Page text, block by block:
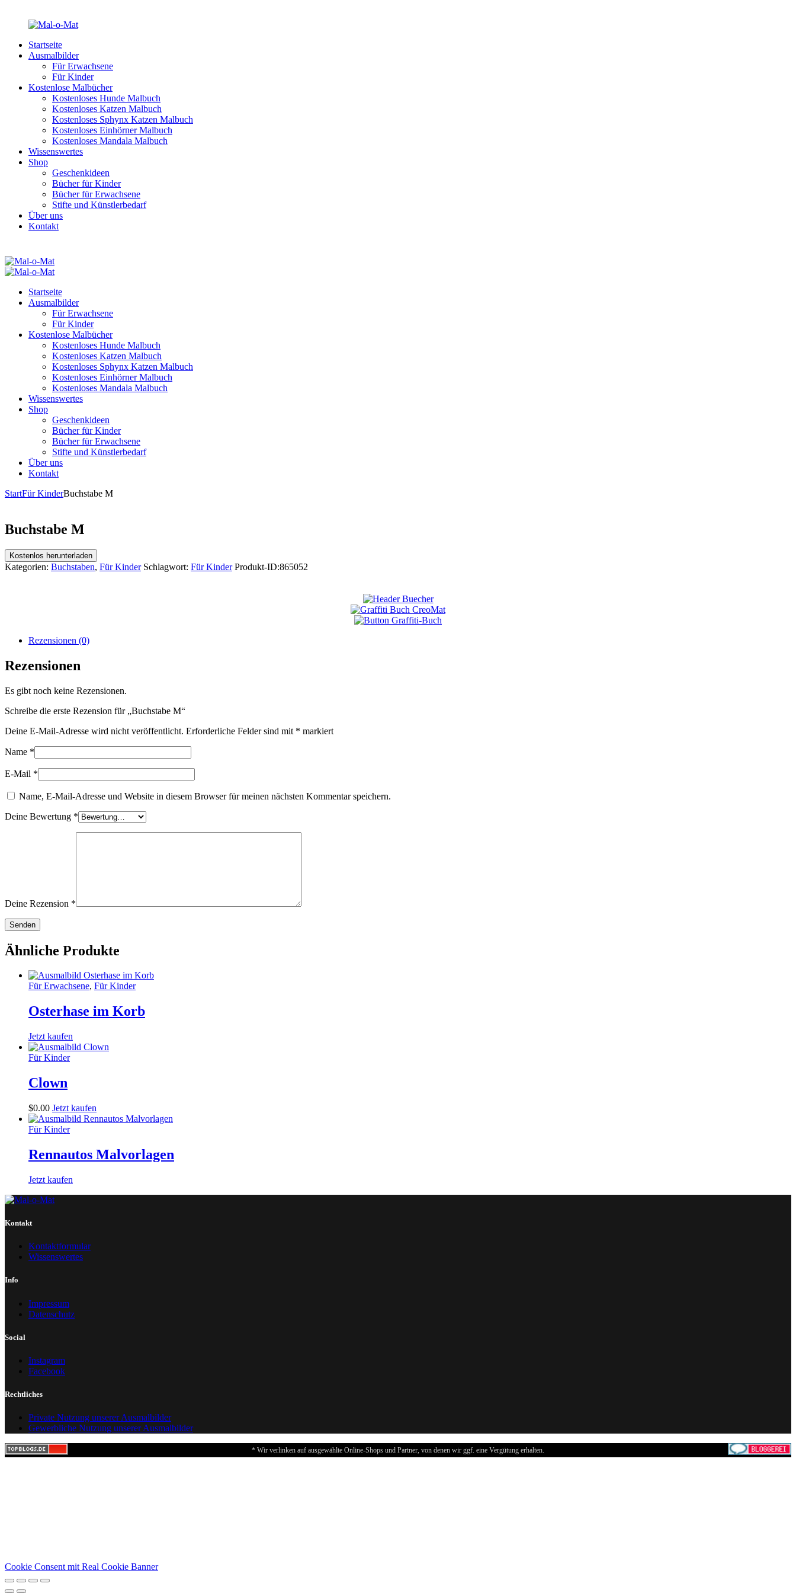
Startseite
Ausmalbilder
Für Erwachsene
Für Kinder
Kostenlose Malbücher
Kostenloses Hunde Malbuch
Kostenloses Katzen Malbuch
Kostenloses Sphynx Katzen Malbuch
Kostenloses Einhörner Malbuch
Kostenloses Mandala Malbuch
Wissenswertes
Shop
Geschenkideen
Bücher für Kinder
Bücher für Erwachsene
Stifte und Künstlerbedarf
Über uns
Kontakt
Startseite
Ausmalbilder
Für Erwachsene
Für Kinder
Kostenlose Malbücher
Kostenloses Hunde Malbuch
Kostenloses Katzen Malbuch
Kostenloses Sphynx Katzen Malbuch
Kostenloses Einhörner Malbuch
Kostenloses Mandala Malbuch
Wissenswertes
Shop
Geschenkideen
Bücher für Kinder
Bücher für Erwachsene
Stifte und Künstlerbedarf
Über uns
Kontakt
StartFür KinderBuchstabe M
Buchstabe M
Kostenlos herunterladen
Kategorien: Buchstaben, Für Kinder Schlagwort: Für Kinder Produkt-ID:865052
Rezensionen (0)
Rezensionen
Es gibt noch keine Rezensionen.
Schreibe die erste Rezension für „Buchstabe M“
Deine E-Mail-Adresse wird nicht veröffentlicht. Erforderliche Felder sind mit * markiert
Name *
E-Mail *
Name, E-Mail-Adresse und Website in diesem Browser für meinen nächsten Kommentar speichern.
Deine Bewertung *
Deine Rezension *
Ähnliche Produkte
Für Erwachsene, Für Kinder
Osterhase im Korb
Jetzt kaufen
Für Kinder
Clown
$0.00 Jetzt kaufen
Für Kinder
Rennautos Malvorlagen
Jetzt kaufen
Kontakt
Kontaktformular
Wissenswertes
Info
Impressum
Datenschutz
Social
Instagram
Facebook
Rechtliches
Private Nutzung unserer Ausmalbilder
Gewerbliche Nutzung unserer Ausmalbilder
* Wir verlinken auf ausgewählte Online-Shops und Partner, von denen wir ggf. eine Vergütung erhalten.
Cookie Consent mit Real Cookie Banner